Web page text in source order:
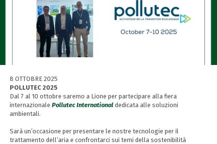
8 OTTOBRE 2025
POLLUTEC 2025
Dal 7 al 10 ottobre saremo a Lione per partecipare alla fiera
internazionale Pollutec International dedicata alle soluzioni
ambientali.
Sarà un’occasione per presentare le nostre tecnologie per il
trattamento dell’aria e confrontarci sui temi della sostenibilità